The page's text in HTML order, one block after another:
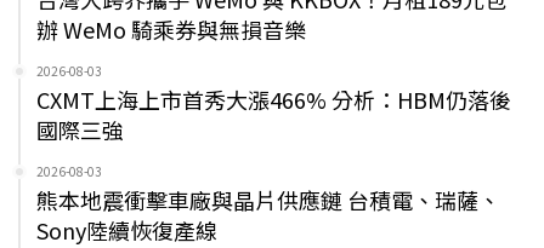
辦 WeMo 騎乘券與無損音樂
2026-08-03
CXMT上海上市首秀大漲466% 分析：HBM仍落後
國際三強
2026-08-03
熊本地震衝擊車廠與晶片供應鏈 台積電、瑞薩、
Sony陸續恢復產線